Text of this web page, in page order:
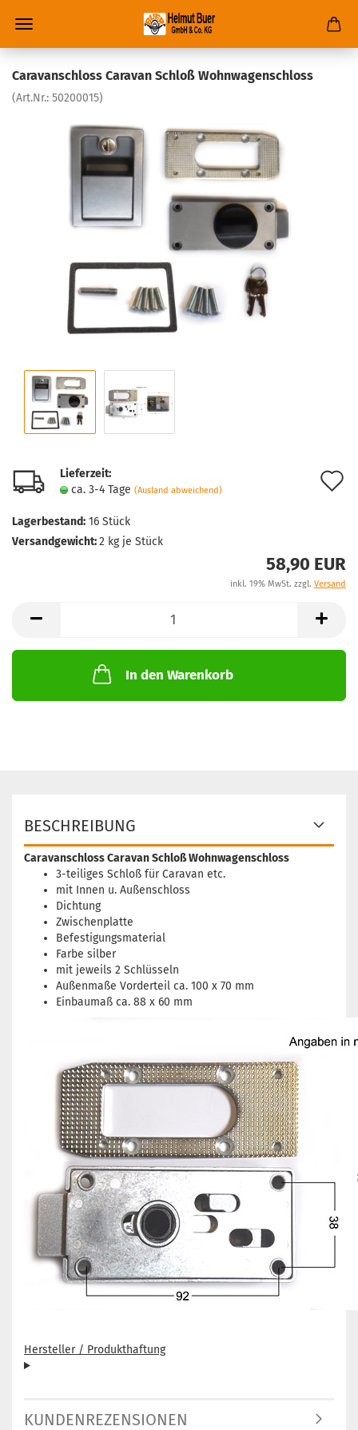
Caravanschloss Caravan Schloß Wohnwagenschloss
(Art.Nr.: 50200015)
Lieferzeit:
ca. 3-4 Tage (Ausland abweichend)
Lagerbestand: 16 Stück
Versandgewicht:2 kg je Stück
58,90 EUR
inkl. 19% MwSt. zzgl. Versand
In den Warenkorb
BESCHREIBUNG
Caravanschloss Caravan Schloß Wohnwagenschloss
3-teiliges Schloß für Caravan etc.
mit Innen u. Außenschloss
Dichtung
Zwischenplatte
Befestigungsmaterial
Farbe silber
mit jeweils 2 Schlüsseln
Außenmaße Vorderteil ca. 100 x 70 mm
Einbaumaß ca. 88 x 60 mm
Hersteller / Produkthaftung
KUNDENREZENSIONEN